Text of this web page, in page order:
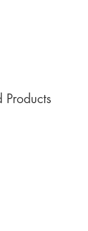
Products